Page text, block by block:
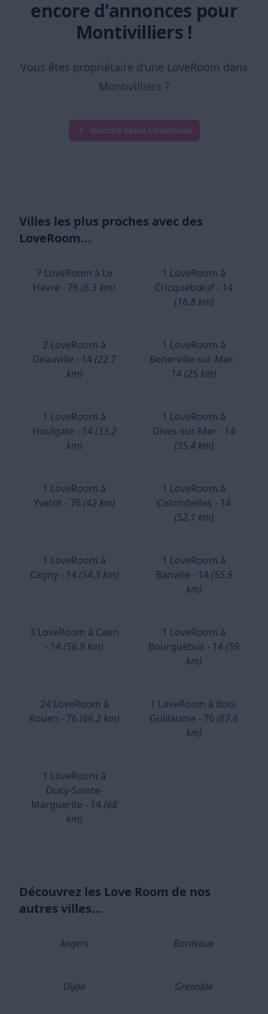
encore d'annonces pour
Montivilliers !
Vous êtes propriétaire d'une LoveRoom dans
Montivilliers ?
Inscrire votre LoveRoom
Villes les plus proches avec des
LoveRoom...
7 LoveRoom à Le
Havre - 76 (6.3 km)
1 LoveRoom à
Cricquebœuf - 14
(16.8 km)
2 LoveRoom à
Deauville - 14 (22.7
km)
1 LoveRoom à
Benerville-sur-Mer -
14 (25 km)
1 LoveRoom à
Houlgate - 14 (33.2
km)
1 LoveRoom à
Dives-sur-Mer - 14
(35.4 km)
1 LoveRoom à
Yvetot - 76 (42 km)
1 LoveRoom à
Colombelles - 14
(52.1 km)
1 LoveRoom à
Cagny - 14 (54.3 km)
1 LoveRoom à
Banville - 14 (55.5
km)
3 LoveRoom à Caen
- 14 (56.9 km)
1 LoveRoom à
Bourguébus - 14 (59
km)
24 LoveRoom à
Rouen - 76 (66.2 km)
1 LoveRoom à Bois-
Guillaume - 76 (67.6
km)
1 LoveRoom à
Ducy-Sainte-
Marguerite - 14 (68
km)
Découvrez les Love Room de nos
autres villes...
Angers Bordeaux
Dijon Grenoble